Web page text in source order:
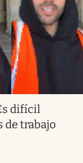
difícil
de trabajo